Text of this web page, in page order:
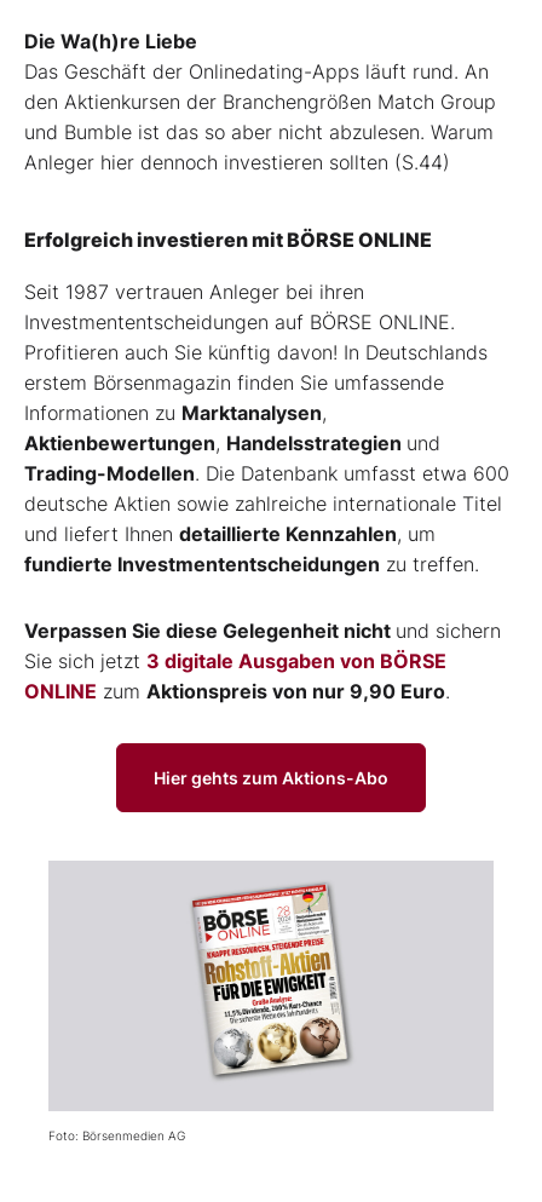
Die Wa(h)re Liebe
Das Geschäft der Onlinedating-Apps läuft rund. An
den Aktienkursen der Branchengrößen Match Group
und Bumble ist das so aber nicht abzulesen. Warum
Anleger hier dennoch investieren sollten (S.44)
Erfolgreich investieren mit BÖRSE ONLINE
Seit 1987 vertrauen Anleger bei ihren
Investmententscheidungen auf BÖRSE ONLINE.
Profitieren auch Sie künftig davon! In Deutschlands
erstem Börsenmagazin finden Sie umfassende
Informationen zu Marktanalysen,
Aktienbewertungen, Handelsstrategien und
Trading-Modellen. Die Datenbank umfasst etwa 600
deutsche Aktien sowie zahlreiche internationale Titel
und liefert Ihnen detaillierte Kennzahlen, um
fundierte Investmententscheidungen zu treffen.
Verpassen Sie diese Gelegenheit nicht und sichern
Sie sich jetzt 3 digitale Ausgaben von BÖRSE
ONLINE zum Aktionspreis von nur 9,90 Euro.
Hier gehts zum Aktions-Abo
Foto: Börsenmedien AG